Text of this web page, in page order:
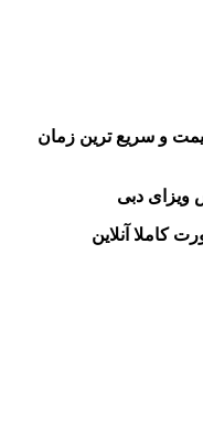
قیمت و سریع ترین زمان
ویزای دبی
کاملا آنلاین